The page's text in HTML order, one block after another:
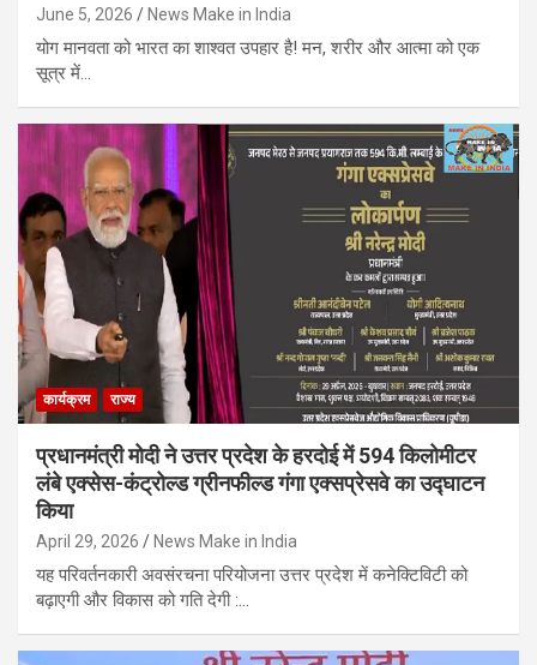
June 5, 2026 News Make in India
योग मानवता को भारत का शाश्वत उपहार है! मन, शरीर और आत्मा को एक
सूत्र में…
कार्यक्रम राज्य
प्रधानमंत्री मोदी ने उत्तर प्रदेश के हरदोई में 594 किलोमीटर
लंबे एक्सेस-कंट्रोल्ड ग्रीनफील्ड गंगा एक्सप्रेसवे का उद्घाटन
किया
April 29, 2026 News Make in India
यह परिवर्तनकारी अवसंरचना परियोजना उत्तर प्रदेश में कनेक्टिविटी को
बढ़ाएगी और विकास को गति देगी :…